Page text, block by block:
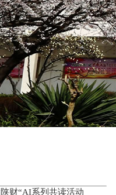
财“AI系列共读活动